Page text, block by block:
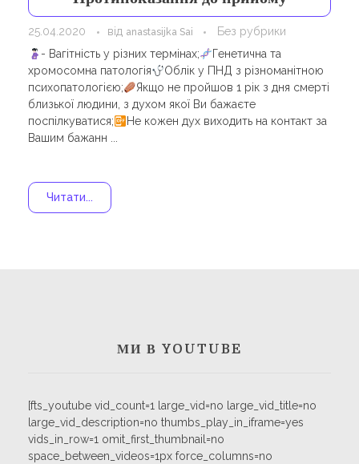
Бізнес допомога
Навчання
Карти Духів
25.04.2020 від anastasijka Sai
Без рубрики
- Вагітність у різних термінах;
Генетична та
хромосомна патологія
Облік у ПНД з різноманітною
психопатологією;
Якщо не пройшов 1 рік з дня смерті
близької людини, з духом якої Ви бажаєте
поспілкуватися;
Не кожен дух виходить на контакт за
Вашим бажанн ...
Читати...
МИ В YOUTUBE
[fts_youtube vid_count=1 large_vid=no large_vid_title=no
large_vid_description=no thumbs_play_in_iframe=yes
vids_in_row=1 omit_first_thumbnail=no
space_between_videos=1px force_columns=no